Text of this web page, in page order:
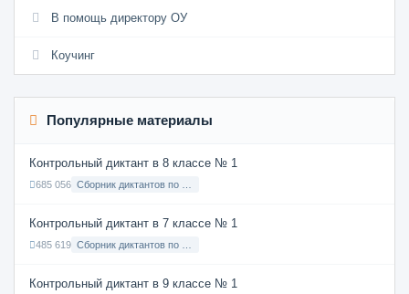
В помощь директору ОУ
Коучинг
Популярные материалы
Контрольный диктант в 8 классе № 1
685 056
Контрольный диктант в 7 классе № 1
485 619
Контрольный диктант в 9 классе № 1